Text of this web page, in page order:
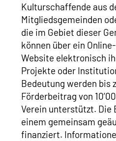
Kulturschaffende aus
Mitgliedsgemeinden
die im Gebiet dieser
können über ein
Website elektronisch
Projekte oder
Bedeutung werden bis
Förderbeitrag von
Verein unterstützt. Die
einem gemeinsam
finanziert.